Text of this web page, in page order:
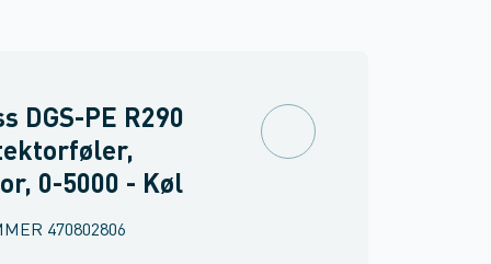
DGS-PE R290
0-5000 - Køl
470802806